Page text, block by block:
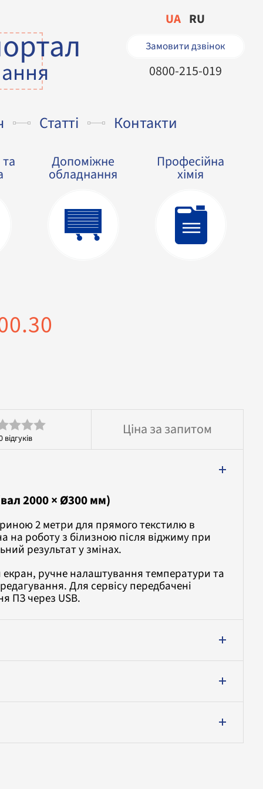
UA RU
Замовити дзвінок
0800-215-019
Статті Контакти
Допоміжне
обладнання
Професійна
хімія
відгуків
Ціна за запитом
2000 × Ø300 мм)
2 метри для прямого текстилю в
на роботу з білизною після віджиму при
результат у змінах.
ручне налаштування температури та
Для сервісу передбачені
ПЗ через USB.